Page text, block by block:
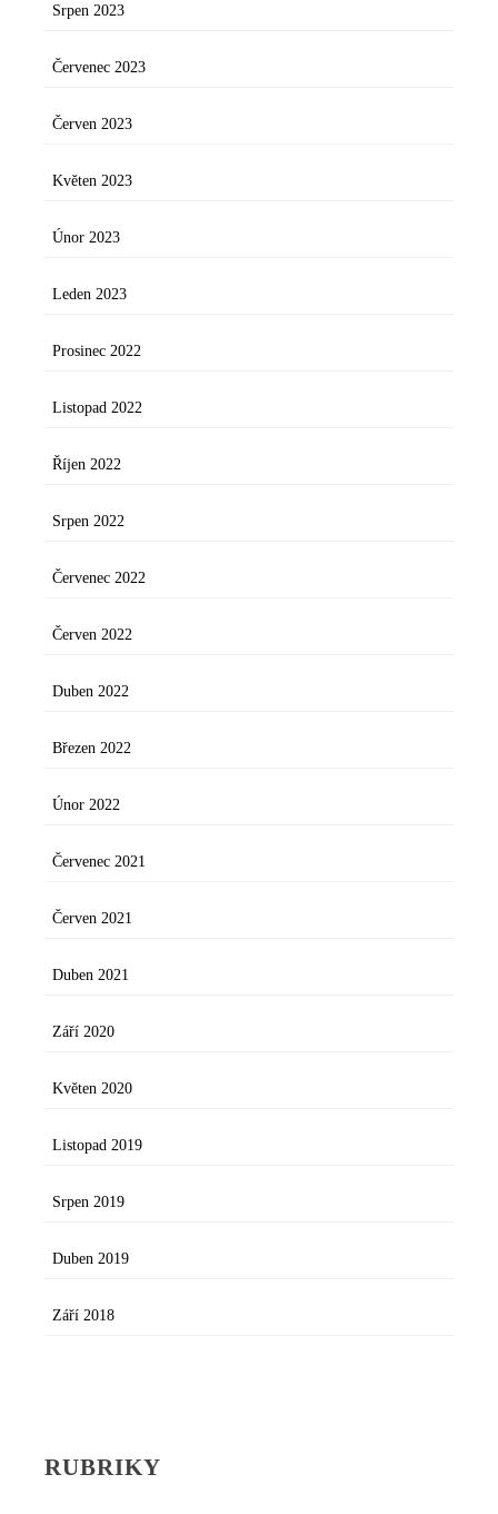
Srpen 2023
Červenec 2023
Červen 2023
Květen 2023
Únor 2023
Leden 2023
Prosinec 2022
Listopad 2022
Říjen 2022
Srpen 2022
Červenec 2022
Červen 2022
Duben 2022
Březen 2022
Únor 2022
Červenec 2021
Červen 2021
Duben 2021
Září 2020
Květen 2020
Listopad 2019
Srpen 2019
Duben 2019
Září 2018
RUBRIKY